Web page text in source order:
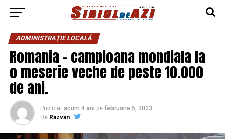
ADMINISTRAȚIE LOCALĂ
Romania – campioana mondiala la
o meserie veche de peste 10.000
de ani.
Publicat acum 4 ani pe februarie 5, 2023
De Razvan